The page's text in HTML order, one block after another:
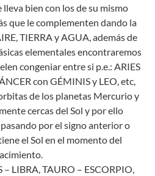
lleva bien con los de su mismo
que le complementen dando la
TIERRA y AGUA, además de
elementales encontraremos
congeniar entre si p.e.: ARIES
con GÉMINIS y LEO, etc,
de los planetas Mercurio y
cercas del Sol y por ello
por el signo anterior o
el Sol en el momento del
LIBRA, TAURO – ESCORPIO,